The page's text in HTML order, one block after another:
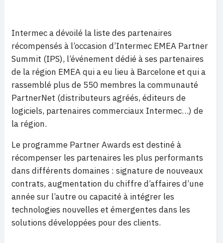
Intermec a dévoilé la liste des partenaires
récompensés à l’occasion d’Intermec EMEA Partner
Summit (IPS), l’événement dédié à ses partenaires
de la région EMEA qui a eu lieu à Barcelone et qui a
rassemblé plus de 550 membres la communauté
PartnerNet (distributeurs agréés, éditeurs de
logiciels, partenaires commerciaux Intermec…) de
la région.
Le programme Partner Awards est destiné à
récompenser les partenaires les plus performants
dans différents domaines : signature de nouveaux
contrats, augmentation du chiffre d’affaires d’une
année sur l’autre ou capacité à intégrer les
technologies nouvelles et émergentes dans les
solutions développées pour des clients.